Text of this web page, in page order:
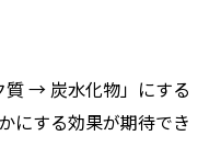
→ 炭水化物」にする
にする効果が期待でき